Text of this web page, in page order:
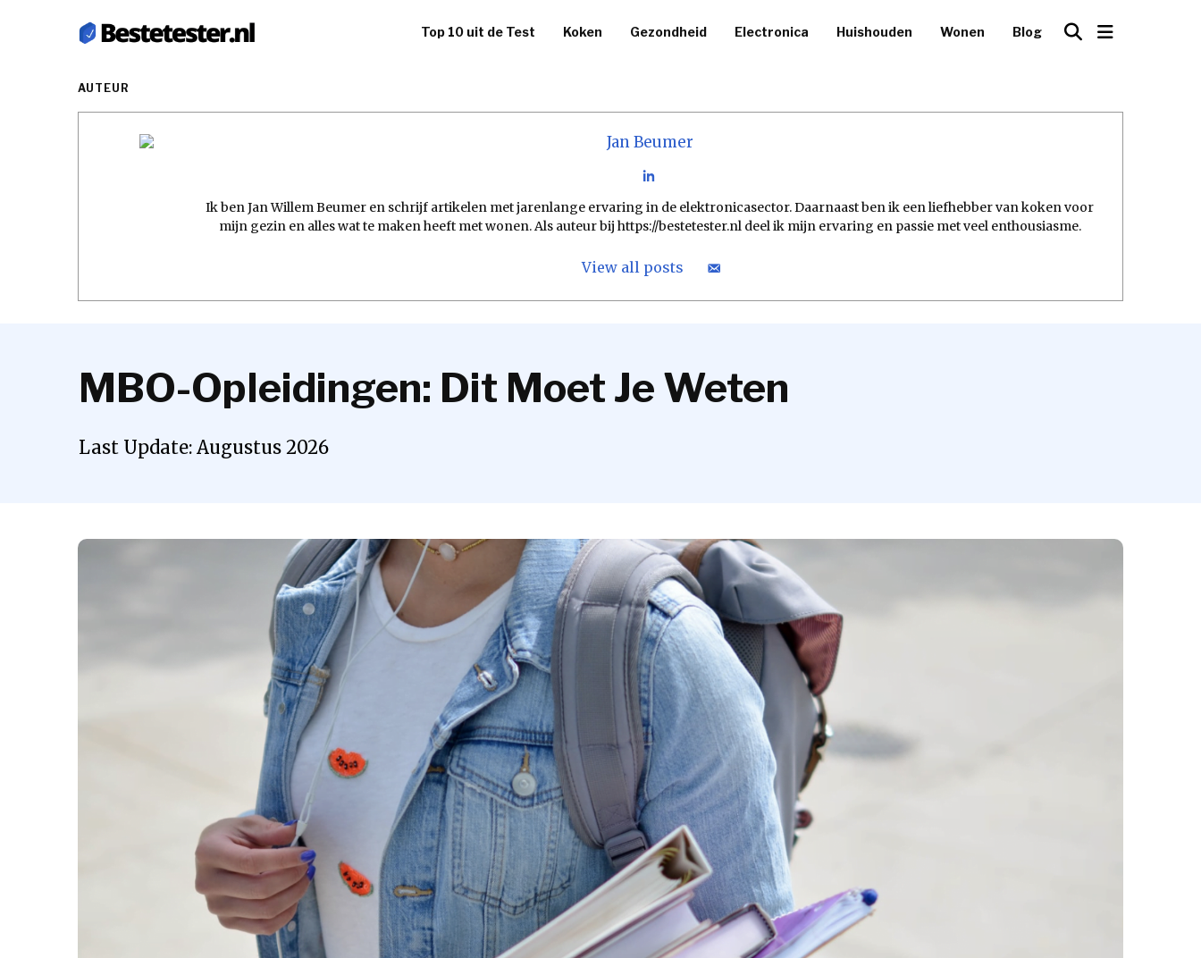
Top 10 uit de Test Koken Gezondheid Electronica Huishouden Wonen Blog
AUTEUR
Jan Beumer
Ik ben Jan Willem Beumer en schrijf artikelen met jarenlange ervaring in de elektronicasector. Daarnaast ben ik een liefhebber van koken voor
mijn gezin en alles wat te maken heeft met wonen. Als auteur bij https://bestetester.nl deel ik mijn ervaring en passie met veel enthousiasme.
View all posts
MBO-Opleidingen: Dit Moet Je Weten
Last Update: Augustus 2026